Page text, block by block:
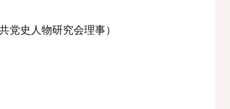
史人物研究会理事）